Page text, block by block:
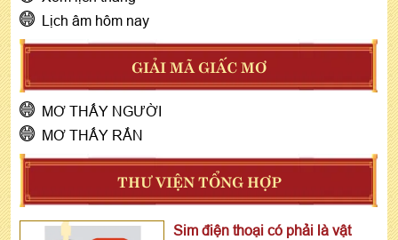
Lịch âm hôm nay
GIẢI MÃ GIẤC MƠ
MƠ THẤY NGƯỜI
MƠ THẤY RẮN
THƯ VIỆN TỔNG HỢP
Sim điện thoại có phải là vật